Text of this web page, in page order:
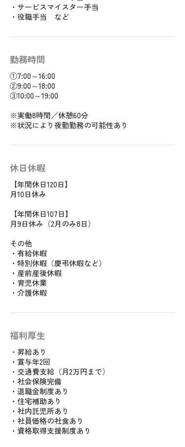
・サービスマイスター手当
・役職手当 など
勤務時間
①7:00～16:00
②9:00～18:00
③10:00～19:00
※実働8時間／休憩60分
※状況により夜勤勤務の可能性あり
休日休暇
【年間休日120日】
月10日休み
【年間休日107日】
月9日休み（2月のみ8日）
その他
・有給休暇
・特別休暇（慶弔休暇など）
・産前産後休暇
・育児休業
・介護休暇
福利厚生
・昇給あり
・賞与年2回
・交通費支給（月2万円まで）
・社会保険完備
・退職金制度あり
・住宅補助あり
・社内託児所あり
・社員価格の社食あり
・資格取得支援制度あり